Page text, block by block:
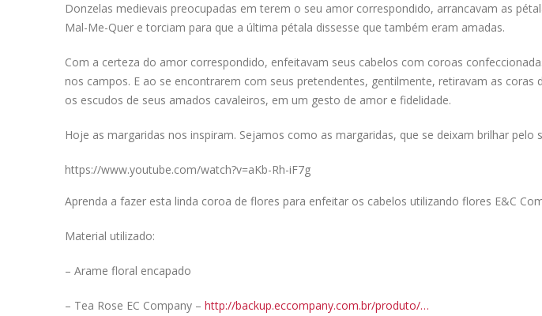
Donzelas medievais preocupadas em terem o seu amor correspondido, arrancavam as
Mal-Me-Quer e torciam para que a última pétala dissesse que também eram amadas.
Com a certeza do amor correspondido, enfeitavam seus cabelos com coroas
nos campos. E ao se encontrarem com seus pretendentes, gentilmente, retiravam as coras
os escudos de seus amados cavaleiros, em um gesto de amor e fidelidade.
Hoje as margaridas nos inspiram. Sejamos como as margaridas, que se deixam brilhar pelo
https://www.youtube.com/watch?v=aKb-Rh-iF7g
Aprenda a fazer esta linda coroa de flores para enfeitar os cabelos utilizando flores E&C
Material utilizado:
– Arame floral encapado
– Tea Rose EC Company – http://backup.eccompany.com.br/produto/…